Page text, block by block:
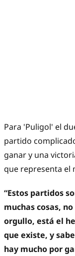
Para 'Puligol' el
partido
ganar y una
que representa el
“Estos partidos
muchas cosas,
orgullo, está el
que existe, y
hay mucho por